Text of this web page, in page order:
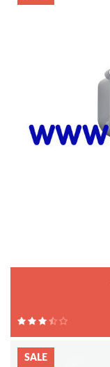
Hãng sản xuất :
Bảo hành: 1 năm
SALE